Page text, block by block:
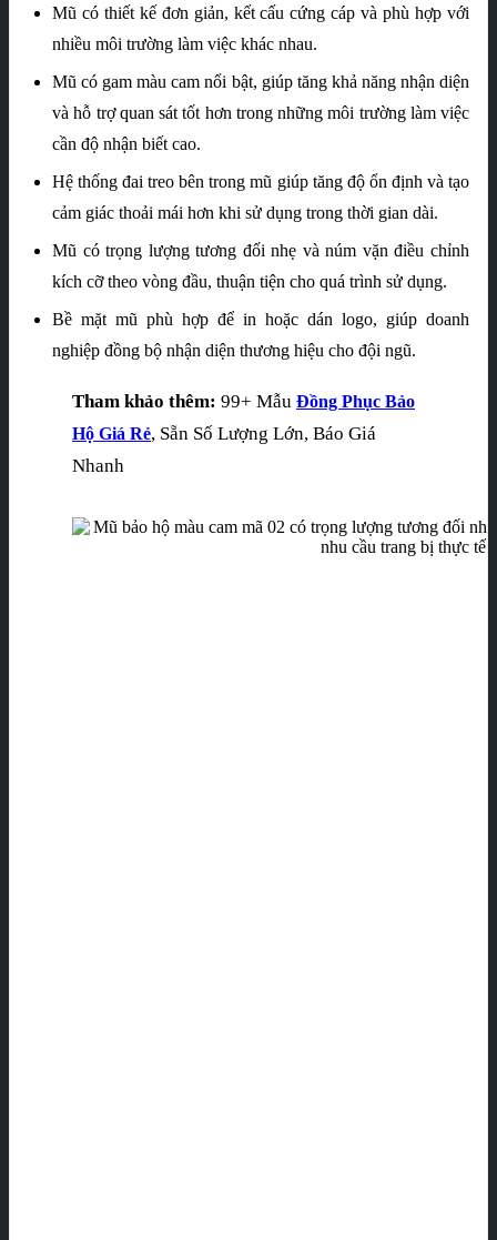
Mũ có thiết kế đơn giản, kết cấu cứng cáp và phù hợp với
nhiều môi trường làm việc khác nhau.
Mũ có gam màu cam nổi bật, giúp tăng khả năng nhận diện
và hỗ trợ quan sát tốt hơn trong những môi trường làm việc
cần độ nhận biết cao.
Hệ thống đai treo bên trong mũ giúp tăng độ ổn định và tạo
cảm giác thoải mái hơn khi sử dụng trong thời gian dài.
Mũ có trọng lượng tương đối nhẹ và núm vặn điều chỉnh
kích cỡ theo vòng đầu, thuận tiện cho quá trình sử dụng.
Bề mặt mũ phù hợp để in hoặc dán logo, giúp doanh
nghiệp đồng bộ nhận diện thương hiệu cho đội ngũ.
Tham khảo thêm: 99+ Mẫu Đồng Phục Bảo
Hộ Giá Rẻ, Sẵn Số Lượng Lớn, Báo Giá
Nhanh